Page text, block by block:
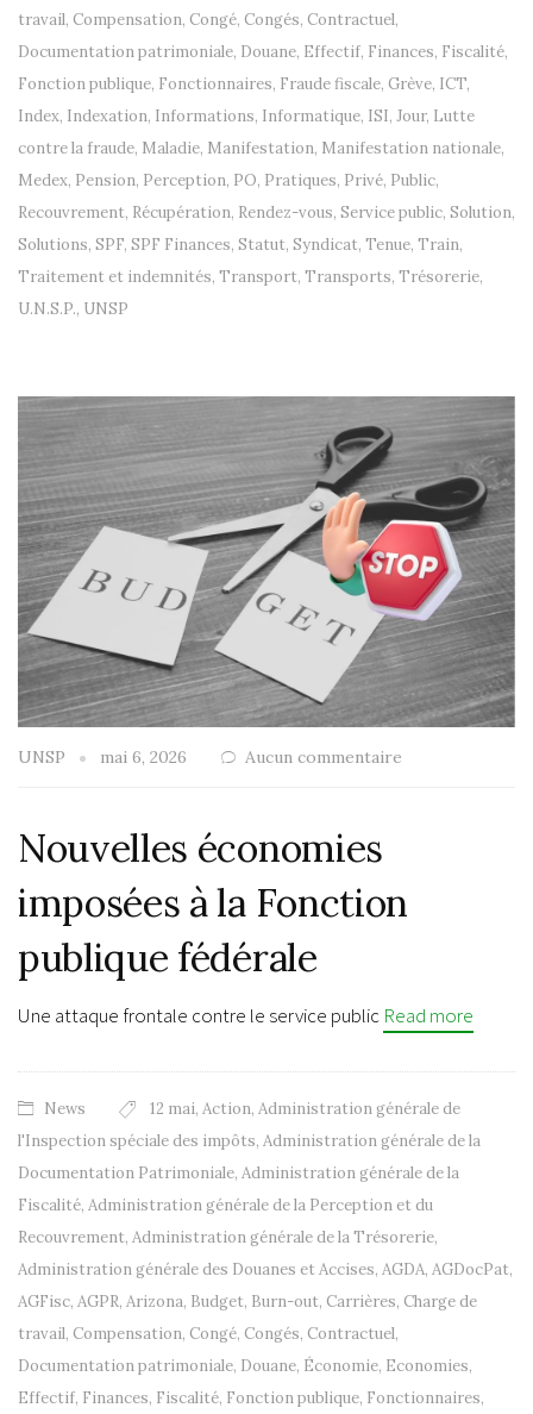
travail, Compensation, Congé, Congés, Contractuel,
Documentation patrimoniale, Douane, Effectif, Finances, Fiscalité,
Fonction publique, Fonctionnaires, Fraude fiscale, Grève, ICT,
Index, Indexation, Informations, Informatique, ISI, Jour, Lutte
contre la fraude, Maladie, Manifestation, Manifestation nationale,
Medex, Pension, Perception, PO, Pratiques, Privé, Public,
Recouvrement, Récupération, Rendez-vous, Service public, Solution,
Solutions, SPF, SPF Finances, Statut, Syndicat, Tenue, Train,
Traitement et indemnités, Transport, Transports, Trésorerie,
U.N.S.P., UNSP
UNSP mai 6, 2026 Aucun commentaire
Nouvelles économies
imposées à la Fonction
publique fédérale
Une attaque frontale contre le service public Read more
News 12 mai, Action, Administration générale de
l'Inspection spéciale des impôts, Administration générale de la
Documentation Patrimoniale, Administration générale de la
Fiscalité, Administration générale de la Perception et du
Recouvrement, Administration générale de la Trésorerie,
Administration générale des Douanes et Accises, AGDA, AGDocPat,
AGFisc, AGPR, Arizona, Budget, Burn-out, Carrières, Charge de
travail, Compensation, Congé, Congés, Contractuel,
Documentation patrimoniale, Douane, Économie, Economies,
Effectif, Finances, Fiscalité, Fonction publique, Fonctionnaires,